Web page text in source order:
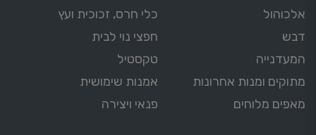
אלכוהול
דבש
המעדנייה
מתוקים ומנות אחרונות
מאפים מלוחים
כלי חרס, זכוכית ועץ
חפצי נוי לבית
טקסטיל
אמנות שימושית
פנאי ויצירה